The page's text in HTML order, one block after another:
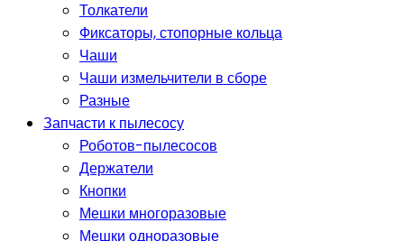
Толкатели
Фиксаторы, стопорные кольца
Чаши
Чаши измельчители в сборе
Разные
Запчасти к пылесосу
Роботов-пылесосов
Держатели
Кнопки
Мешки многоразовые
Мешки одноразовые